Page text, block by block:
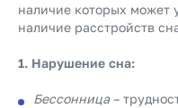
наличие которых может
наличие расстройств
1. Нарушение сна:
Бессонница–